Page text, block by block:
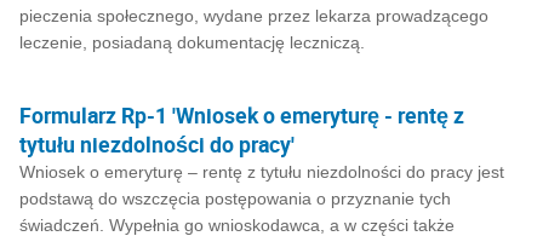
pieczenia społecznego, wydane przez lekarza prowadzącego
leczenie, posiadaną dokumen­tację leczniczą.
Formularz Rp-1 'Wniosek o emeryturę - rentę z
tytułu niezdolności do pracy'
Wniosek o emeryturę – rentę z tytułu niezdolności do pracy jest
podstawą do wszczęcia postępowania o przyznanie tych
świadczeń. Wypełnia go wnioskodawca, a w części także